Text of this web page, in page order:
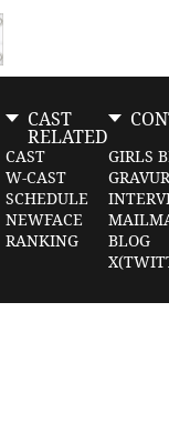
CAST
RELATED
CAST
W-CAST
SCHEDULE
NEWFACE
RANKING
GIRLS
BLOG